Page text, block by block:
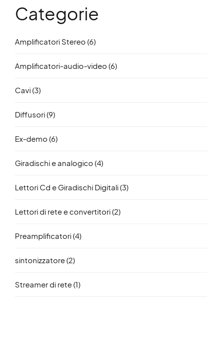
Categorie
Amplificatori Stereo (6)
Amplificatori-audio-video (6)
Cavi(3)
Diffusori(9)
Ex-demo (6)
Giradischi e analogico (4)
Lettori Cd e Giradischi Digitali(3)
Lettori di rete e convertitori(2)
Preamplificatori(4)
sintonizzatore(2)
Streamer di rete(1)